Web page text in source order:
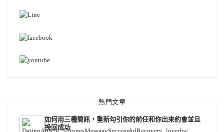
熱門文章
如何用三種簡訊，重新勾引你的前任和你出來約會並且
挽回成功